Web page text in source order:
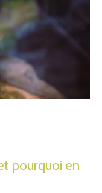
pourquoi en